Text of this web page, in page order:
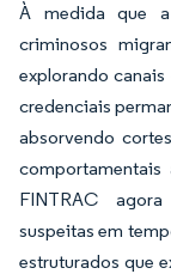
À medida que
criminosos
explorando
credenciais
absorvendo
FINTRAC
suspeitas em
estruturados que